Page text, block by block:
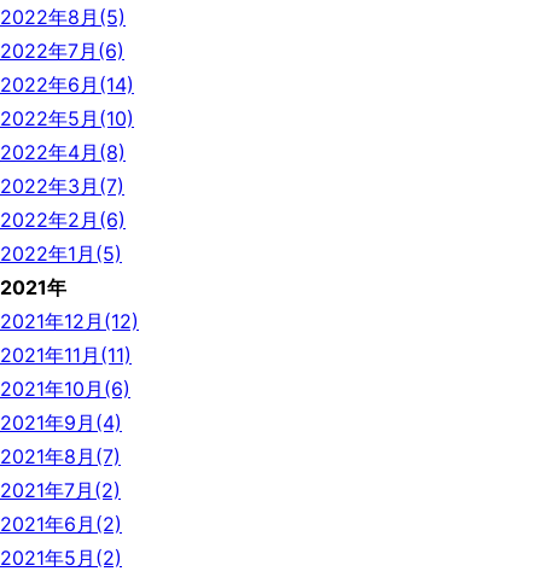
2022年8月(5)
2022年7月(6)
2022年6月(14)
2022年5月(10)
2022年4月(8)
2022年3月(7)
2022年2月(6)
2022年1月(5)
2021年
2021年12月(12)
2021年11月(11)
2021年10月(6)
2021年9月(4)
2021年8月(7)
2021年7月(2)
2021年6月(2)
2021年5月(2)